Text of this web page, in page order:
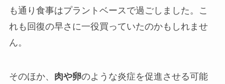
も通り食事はプラントベースで過ごしました。こ
れも回復の早さに一役買っていたのかもしれませ
ん。
そのほか、 肉や卵のような炎症を促進させる可能